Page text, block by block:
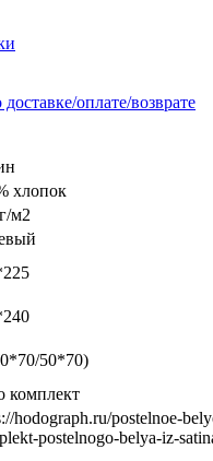
оплате/возврате
хлопок
м2
50*70)
комплект
hodograph.ru/postelnoe-
postelnogo-belya-iz-